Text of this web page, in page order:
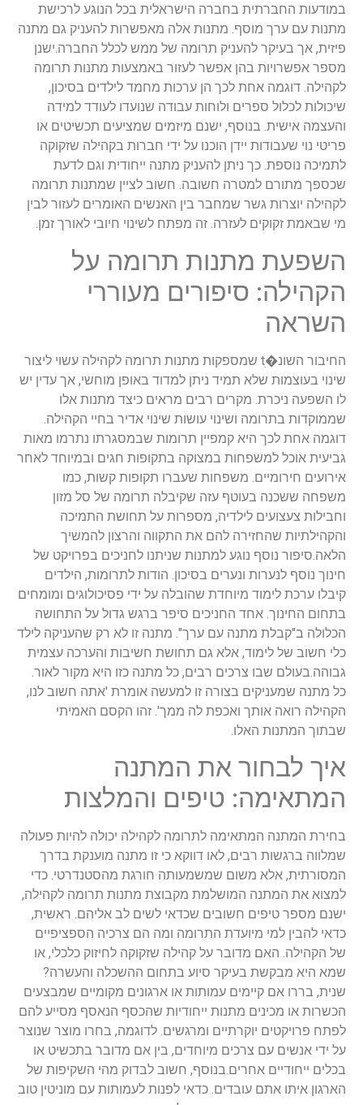
במודעות החברתית בחברה הישראלית בכל הנוגע לרכישת
מתנות עם ערך מוסף. מתנות אלה מאפשרות להעניק גם מתנה
פיזית, אך בעיקר להעניק תרומה של ממש לכלל החברה.ישנן
מספר אפשרויות בהן אפשר לעזור באמצעות מתנות תרומה
לקהילה. דוגמה אחת לכך הן ערכות מחמד לילדים בסיכון,
שיכולות לכלול ספרים ולוחות עבודה שנועדו לעודד למידה
והעצמה אישית. בנוסף, ישנם מיזמים שמציעים תכשיטים או
פריטי נוי שעבודות יידן הוכנו על ידי חברות בקהילה שזקוקה
לתמיכה נוספת. כך ניתן להעניק מתנה ייחודית וגם לדעת
שכספך מתורם למטרה חשובה. חשוב לציין שמתנות תרומה
לקהילה יוצרות גשר שמחבר בין האנשים האומרים לעזור לבין
מי שבאמת זקוקים לעזרה. זה מפתח לשינוי חיובי לאורך זמן.
השפעת מתנות תרומה על
הקהילה: סיפורים מעוררי
השראה
החיבור השונ�tׅ שמספקות מתנות תרומה לקהילה עשוי ליצור
שינוי בעוצמות שלא תמיד ניתן למדוד באופן מוחשי, אך עדין יש
לו השפעה ניכרת. מקרים רבים מראים כיצד מתנות אלו
שממוקדות בתרומה ושינוי עושות שינוי אדיר בחיי הקהילה.
דוגמה אחת לכך היא קמפיין תרומות שבמסגרתו נתרמו מאות
גביעית אוכל למשפחות במצוקה בתקופות חגים ובמיוחד לאחר
אירועים חירומיים. משפחות שעברו תקופות קשות, כמו
משפחה ששכנה בעוטף עזה שקיבלה תרומה של סל מזון
וחבילות צעצועים לילדיה, מספרות על תחושת התמיכה
והקהילתיות שהחזירה להם את התקווה והרצון להמשיך
הלאה.סיפור נוסף נוגע למתנות שניתנו לחניכים בפרויקט של
חינוך נוסף לנערות ונערים בסיכון. הודות לתרומות, הילדים
קיבלו ערכת לימוד מיוחדת שהובלה על ידי פסיכולוגים ומומחים
בתחום החינוך. אחד החניכים סיפר ברגש גדול על התחושה
הכלולה ב"קבלת מתנה עם ערך". מתנה זו לא רק שהעניקה לילד
כלי חשוב של לימוד, אלא גם תחושת חשיבות והערכה עצמית
גבוהה.בעולם שבו צרכים רבים, כל מתנה כזו היא מקור לאור.
כל מתנה שמעניקים בצורה זו למעשה אומרת 'אתה חשוב לנו,
הקהילה רואה אותך ואכפת לה ממך'. זהו הקסם האמיתי
שבתוך המתנות האלו.
איך לבחור את המתנה
המתאימה: טיפים והמלצות
בחירת המתנה המתאימה לתרומה לקהילה יכולה להיות פעולה
שמלווה ברגשות רבים, לאו דווקא כי זו מתנה מוענקת בדרך
המסורתית, אלא משום שמשמעותה חורגת מהסטנדרטי. כדי
למצוא את המתנה המושלמת מקבוצת מתנות תרומה לקהילה,
ישנם מספר טיפים חשובים שכדאי לשים לב אליהם. ראשית,
כדאי להבין למי מיועדת התרומה ומה הם צרכיה הספציפיים
של הקהילה. האם מדובר על קהילה שזקוקה לחיזוק כלכלי, או
שמא היא מבקשת בעיקר סיוע בתחום ההשכלה והעשרה?
שנית, בררו אם קיימים עמותות או ארגונים מקומיים שמבצעים
הכשרות או מכינים מתנות ייחודיות שהכסף הנאסף מסייע להם
לפתח פרויקטים יוקרתיים ומרגשים. לדוגמה, בחרו מוצר שנוצר
על ידי אנשים עם צרכים מיוחדים, בין אם מדובר בתכשיט או
בכלים ייחודיים אחרים.בנוסף, חשוב לבדוק מהי השקיפות של
הארגון איתו אתם עובדים. כדאי לפנות לעמותות עם מוניטין טוב